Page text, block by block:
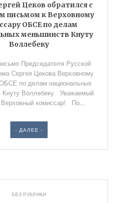
Цеков обратился с
письмом к Верховному
ОБСЕ по делам
меньшинств Кнуту
Воллебеку
Председателя Русской
Сергея Цекова Верховному
по делам национальных
Кнуту Воллебеку Уважаемый
Верховный комиссар! По...
- ДАЛЕЕ -
БЕЗ РУБРИКИ